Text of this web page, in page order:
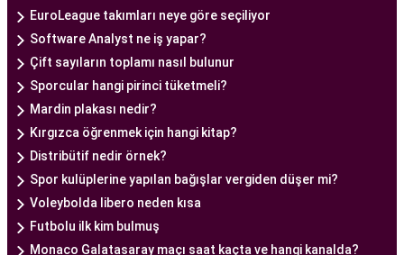
doktoru, çiftlere kapsamlı bir yaklaşımla tedavi
sunar.
Ankara Tüp Bebek Doktoru, tüp bebek tedavisi
sürecinde çiftlere rehberlik eder ve tedavinin her
aşamasında destek sağlar. Çiftin tıbbi geçmişini
değerlendirir, bireysel durumlarını analiz eder ve
en uygun tedavi planını oluşturur. Tedavi
sürecinde çiftlere duygusal destek sağlamak da
doktorun önemli görevlerinden biridir.
Uzman tüp bebek doktoru, Ankara Tüp Bebek
EuroLeague takımları neye göre seçiliyor
Software Analyst ne iş yapar?
Çift sayıların toplamı nasıl bulunur
Sporcular hangi pirinci tüketmeli?
Mardin plakası nedir?
Kırgızca öğrenmek için hangi kitap?
Distribütif nedir örnek?
Spor kulüplerine yapılan bağışlar vergiden düşer mi?
Voleybolda libero neden kısa
Futbolu ilk kim bulmuş
Monaco Galatasaray maçı saat kaçta ve hangi kanalda?